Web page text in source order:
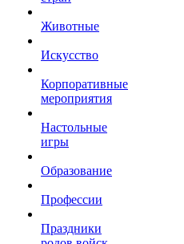
Животные
Искусство
Корпоративные
мероприятия
Настольные
игры
Образование
Профессии
Праздники